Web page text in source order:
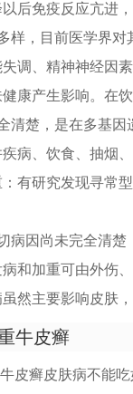
后免疫反应亢进，
样，目前医学界
调、精神神经因
康产生影响。在
清楚，是在多基
病、饮食、抽烟
有研究发现寻常
病因尚未完全清
和加重可由外伤
然主要影响皮肤
牛皮癣
皮癣皮肤病不能